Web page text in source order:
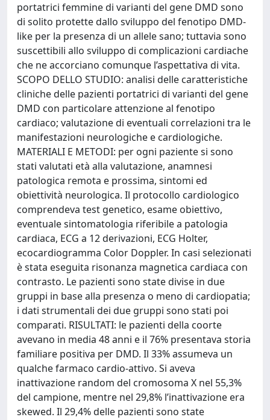
portatrici femmine di varianti del gene DMD sono
di solito protette dallo sviluppo del fenotipo DMD-
like per la presenza di un allele sano; tuttavia sono
suscettibili allo sviluppo di complicazioni cardiache
che ne accorciano comunque l’aspettativa di vita.
SCOPO DELLO STUDIO: analisi delle caratteristiche
cliniche delle pazienti portatrici di varianti del gene
DMD con particolare attenzione al fenotipo
cardiaco; valutazione di eventuali correlazioni tra le
manifestazioni neurologiche e cardiologiche.
MATERIALI E METODI: per ogni paziente si sono
stati valutati età alla valutazione, anamnesi
patologica remota e prossima, sintomi ed
obiettività neurologica. Il protocollo cardiologico
comprendeva test genetico, esame obiettivo,
eventuale sintomatologia riferibile a patologia
cardiaca, ECG a 12 derivazioni, ECG Holter,
ecocardiogramma Color Doppler. In casi selezionati
è stata eseguita risonanza magnetica cardiaca con
contrasto. Le pazienti sono state divise in due
gruppi in base alla presenza o meno di cardiopatia;
i dati strumentali dei due gruppi sono stati poi
comparati. RISULTATI: le pazienti della coorte
avevano in media 48 anni e il 76% presentava storia
familiare positiva per DMD. Il 33% assumeva un
qualche farmaco cardio-attivo. Si aveva
inattivazione random del cromosoma X nel 55,3%
del campione, mentre nel 29,8% l’inattivazione era
skewed. Il 29,4% delle pazienti sono state